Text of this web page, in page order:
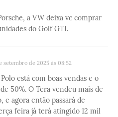
a VW deixa vc comprar
do Golf GTI.
setembro de 2025 às 08:52
está com boas vendas e o
50%. O Tera vendeu mais de
e agora então passará de
feira já terá atingido 12 mil